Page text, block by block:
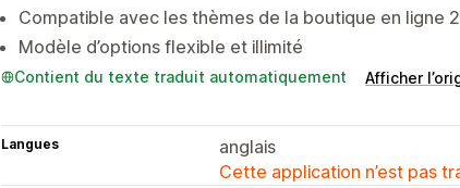
Compatible avec les thèmes de la boutique en ligne
Modèle d’options flexible et illimité
Contient du texte traduit automatiquement Afficher
Langues
anglais
Cette application n’est pas